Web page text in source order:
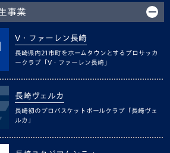
事業
V・ファーレン長崎
長崎県内21市町をホームタウンとするプロサッカ
ークラブ「V・ファーレン長崎」
長崎ヴェルカ
長崎初のプロバスケットボールクラブ「長崎ヴェ
ルカ」